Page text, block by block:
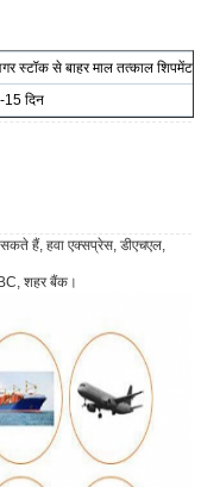
स्टॉक से बाहर माल तत्काल शिपमेंट
15 दिन
सकते हैं, हवा एक्सप्रेस, डीएचएल,
शहर बैंक।